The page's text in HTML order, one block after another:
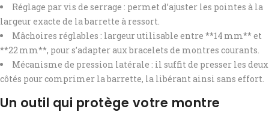
Réglage par vis de serrage : permet d’ajuster les pointes à la
largeur exacte de la barrette à ressort.
Mâchoires réglables : largeur utilisable entre **14 mm** et
**22 mm**, pour s’adapter aux bracelets de montres courants.
Mécanisme de pression latérale : il suffit de presser les deux
côtés pour comprimer la barrette, la libérant ainsi sans effort.
Un outil qui protège votre montre